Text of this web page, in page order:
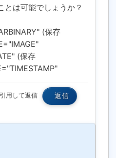
とは可能でしょうか？
(保存
(保存
用して返信 返信